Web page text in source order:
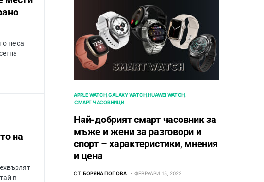
не са
на
в
APPLE WATCH GALAXY WATCH HUAWEI WATCH
СМАРТ ЧАСОВНИЦИ
Най-добрият смарт часовник за
мъже и жени за разговори и
спорт – характеристики, мнения
и цена
ОТ БОРЯНА ПОПОВА ФЕВРУАРИ 15, 2022